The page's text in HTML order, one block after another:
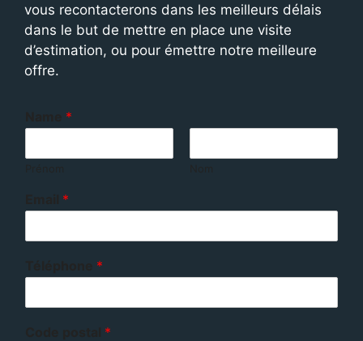
vous recontacterons dans les meilleurs délais
dans le but de mettre en place une visite
d’estimation, ou pour émettre notre meilleure
offre.
*
*
*
*